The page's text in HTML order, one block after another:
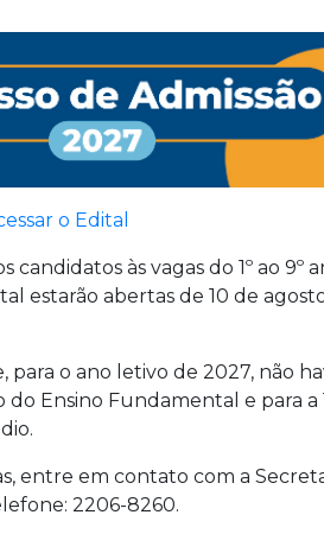
o Edital
candidatos às vagas do 1º ao 9º
estarão abertas de 10 de
para o ano letivo de 2027, não
do Ensino Fundamental e para a
entre em contato com a
2206-8260.